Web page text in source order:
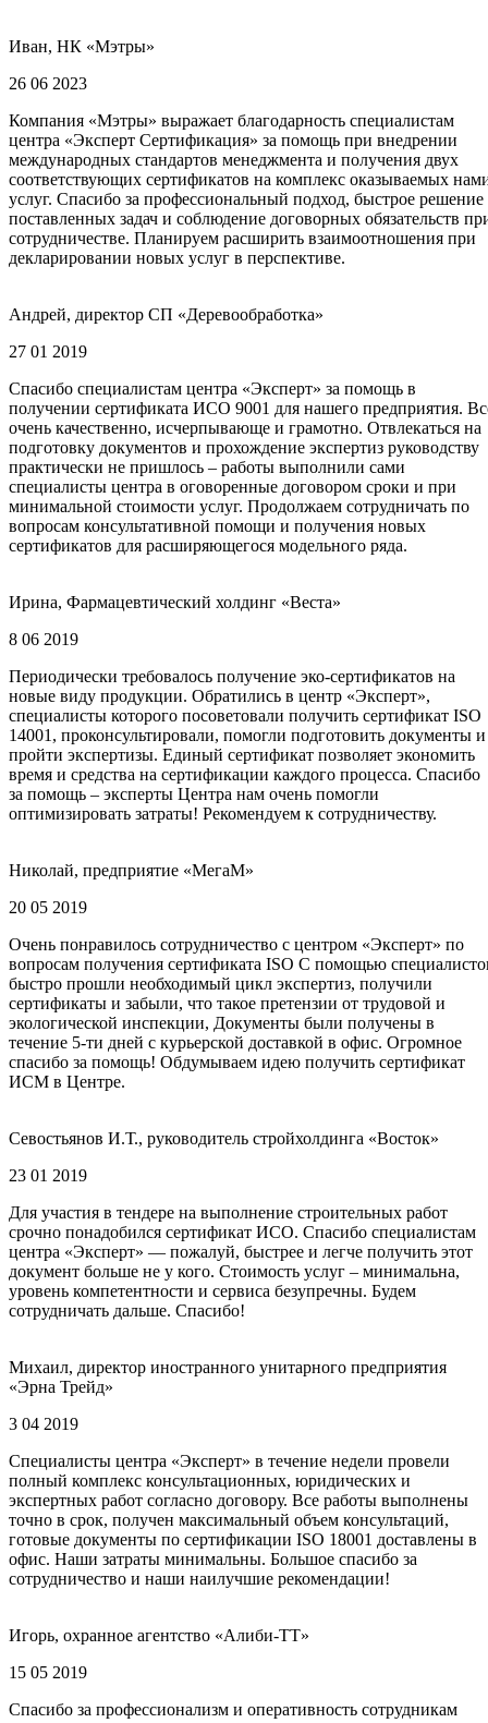
Иван, НК «Мэтры»
26 06 2023
Компания «Мэтры» выражает благодарность специалистам
центра «Эксперт Сертификация» за помощь при внедрении
международных стандартов менеджмента и получения двух
соответствующих сертификатов на комплекс оказываемых
услуг. Спасибо за профессиональный подход, быстрое решение
поставленных задач и соблюдение договорных обязательств
сотрудничестве. Планируем расширить взаимоотношения при
декларировании новых услуг в перспективе.
Андрей, директор СП «Деревообработка»
27 01 2019
Спасибо специалистам центра «Эксперт» за помощь в
получении сертификата ИСО 9001 для нашего предприятия.
очень качественно, исчерпывающе и грамотно. Отвлекаться на
подготовку документов и прохождение экспертиз руководству
практически не пришлось – работы выполнили сами
специалисты центра в оговоренные договором сроки и при
минимальной стоимости услуг. Продолжаем сотрудничать по
вопросам консультативной помощи и получения новых
сертификатов для расширяющегося модельного ряда.
Ирина, Фармацевтический холдинг «Веста»
8 06 2019
Периодически требовалось получение эко-сертификатов на
новые виду продукции. Обратились в центр «Эксперт»,
специалисты которого посоветовали получить сертификат ISO
14001, проконсультировали, помогли подготовить документы и
пройти экспертизы. Единый сертификат позволяет экономить
время и средства на сертификации каждого процесса. Спасибо
за помощь – эксперты Центра нам очень помогли
оптимизировать затраты! Рекомендуем к сотрудничеству.
Николай, предприятие «МегаМ»
20 05 2019
Очень понравилось сотрудничество с центром «Эксперт» по
вопросам получения сертификата ISO С помощью
быстро прошли необходимый цикл экспертиз, получили
сертификаты и забыли, что такое претензии от трудовой и
экологической инспекции, Документы были получены в
течение 5-ти дней с курьерской доставкой в офис. Огромное
спасибо за помощь! Обдумываем идею получить сертификат
ИСМ в Центре.
Севостьянов И.Т., руководитель стройхолдинга «Восток»
23 01 2019
Для участия в тендере на выполнение строительных работ
срочно понадобился сертификат ИСО. Спасибо специалистам
центра «Эксперт» — пожалуй, быстрее и легче получить этот
документ больше не у кого. Стоимость услуг – минимальна,
уровень компетентности и сервиса безупречны. Будем
сотрудничать дальше. Спасибо!
Михаил, директор иностранного унитарного предприятия
«Эрна Трейд»
3 04 2019
Специалисты центра «Эксперт» в течение недели провели
полный комплекс консультационных, юридических и
экспертных работ согласно договору. Все работы выполнены
точно в срок, получен максимальный объем консультаций,
готовые документы по сертификации ISO 18001 доставлены в
офис. Наши затраты минимальны. Большое спасибо за
сотрудничество и наши наилучшие рекомендации!
Игорь, охранное агентство «Алиби-ТТ»
15 05 2019
Спасибо за профессионализм и оперативность сотрудникам